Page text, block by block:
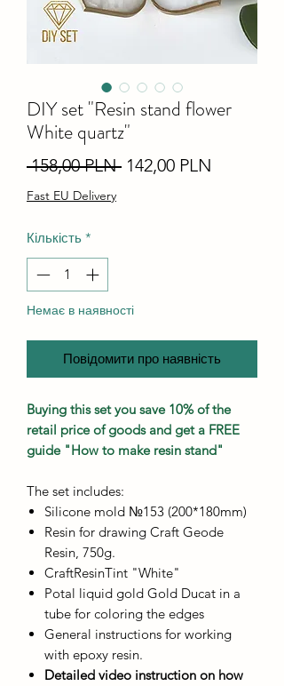
DIY set "Resin stand flower
White quartz"
158,00 PLN Звичайна
142,00 PLN
Fast EU Delivery
Кількість *
Немає в наявності
Повідомити про наявність
Buying this set you save 10% of the
retail price of goods and get a FREE
guide "How to make resin stand"
The set includes:
Silicone mold №153 (200*180mm)
Resin for drawing Craft Geode
Resin, 750g.
CraftResinTint "White"
Potal liquid gold Gold Ducat in a
tube for coloring the edges
General instructions for working
with epoxy resin.
Detailed video instruction on how